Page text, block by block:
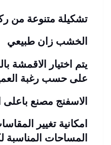
تشكيلة متنوعة من
الخشب زان طبيعي
يتم اختيار الاقمشة
على حسب رغبة
الاسفنج مصنع باعلى
امكانية تغيير
المساحات المناسبة